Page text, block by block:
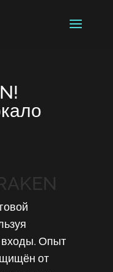
входы. Опыт
от